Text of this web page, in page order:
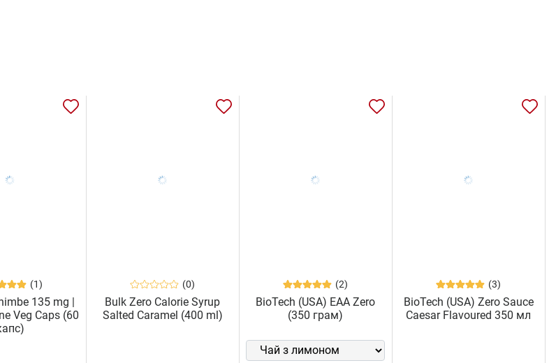
(1)
135 mg |
Veg Caps (60
(0)
Bulk Zero Calorie Syrup
Salted Caramel (400 ml)
(2)
BioTech (USA) EAA Zero
(350 грам)
(3)
BioTech (USA) Zero Sauce
Caesar Flavoured 350 мл